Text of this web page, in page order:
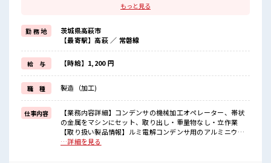
基本的に髪色自由で明るすぎたり奇抜でなければOKです！
(規定有)制服があると毎日の服選びに悩まずOK♪
≪未経験の方も大カンゲイ≫
新しいことにチャレンジするのは不安だけど、
しっかり働く環境が整っています！
イチからスキルUP・ステップUP目指していきましょう！
≪自分に合った期間で働ける≫
福利厚生が整った派遣のお仕事です！
■職場の雰囲気
“コジンマリ”が好きな方にもお勧め！！
少人数の職場です♪
キバツ過ぎなければ髪色・髪型は自由！
もっと見る
勤 務 地
茨城県高萩市
【最寄駅】高萩 ／ 常磐線
給 与 【時給】1,200 円
職 種 製造（加工)
仕事内容
【業務内容詳細】コンデンサの機械加工オペレーター、帯状
の金属をマシンにセット、取り出し・重量物なし・立作業
【取り扱い製品情報】ルミ電解コンデンサ用のアルミニウム
電極箔 ■お仕事PR ≪適度な残業でお給料UP≫ 残業は月20時
…詳細を見る